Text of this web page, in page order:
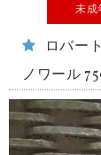
未成
ロバー
ノワール